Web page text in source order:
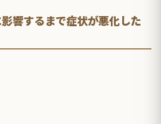
響するまで症状が悪化した